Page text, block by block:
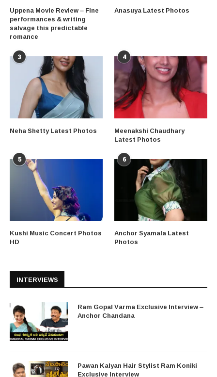
Uppena Movie Review – Fine
performances & writing
salvage this predictable
romance
Anasuya Latest Photos
3
Neha Shetty Latest Photos
4
Meenakshi Chaudhary
Latest Photos
5
Kushi Music Concert Photos
HD
6
Anchor Syamala Latest
Photos
INTERVIEWS
Ram Gopal Varma Exclusive Interview –
Anchor Chandana
Pawan Kalyan Hair Stylist Ram Koniki
Exclusive Interview